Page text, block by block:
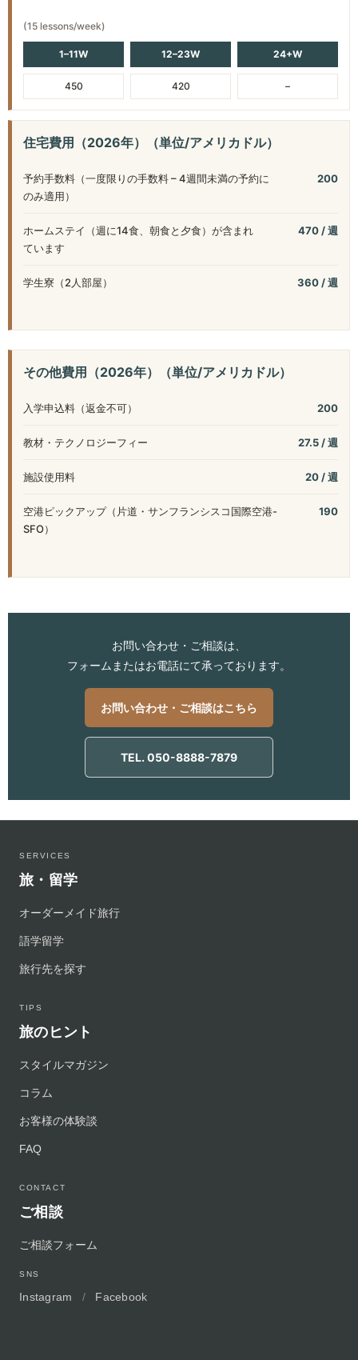
(15 lessons/week)
1–11W 12–23W 24+W
450 420 –
住宅費用（2026年）（単位/アメリカドル）
予約手数料（一度限りの手数料 – 4週間未満の予約に
のみ適用）
200
ホームステイ（週に14食、朝食と夕食）が含まれ
ています
470 / 週
学生寮（2人部屋） 360 / 週
その他費用（2026年）（単位/アメリカドル）
入学申込料（返金不可） 200
教材・テクノロジーフィー 27.5 / 週
施設使用料 20 / 週
空港ピックアップ（片道・サンフランシスコ国際空港-
SFO）
190
お問い合わせ・ご相談は、
フォームまたはお電話にて承っております。
お問い合わせ・ご相談はこちら
TEL. 050-8888-7879
SERVICES
旅・留学
オーダーメイド旅行
語学留学
旅行先を探す
TIPS
旅のヒント
スタイルマガジン
コラム
お客様の体験談
FAQ
CONTACT
ご相談
ご相談フォーム
SNS
Instagram / Facebook